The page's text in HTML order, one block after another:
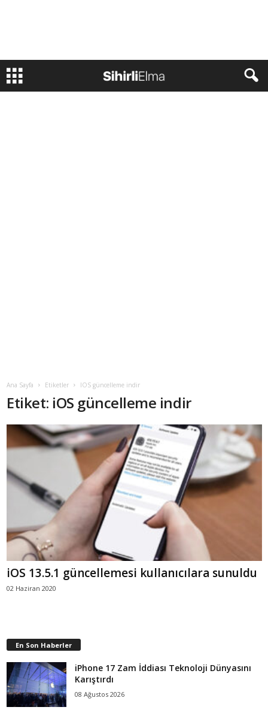
Ana Sayfa Etiketler IOS güncelleme indir
Etiket: iOS güncelleme indir
iOS 13.5.1 güncellemesi kullanıcılara sunuldu
02 Haziran 2020
En Son Haberler
iPhone 17 Zam İddiası Teknoloji Dünyasını
Karıştırdı
08 Ağustos 2026